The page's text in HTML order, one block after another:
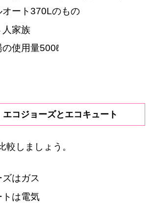
オート370Lのもの
家族
の使用量500ℓ
コジョーズとエコキュート
較しましょう。
はガス
は電気